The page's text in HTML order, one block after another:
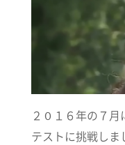
２０１６年の７
テストに挑戦し